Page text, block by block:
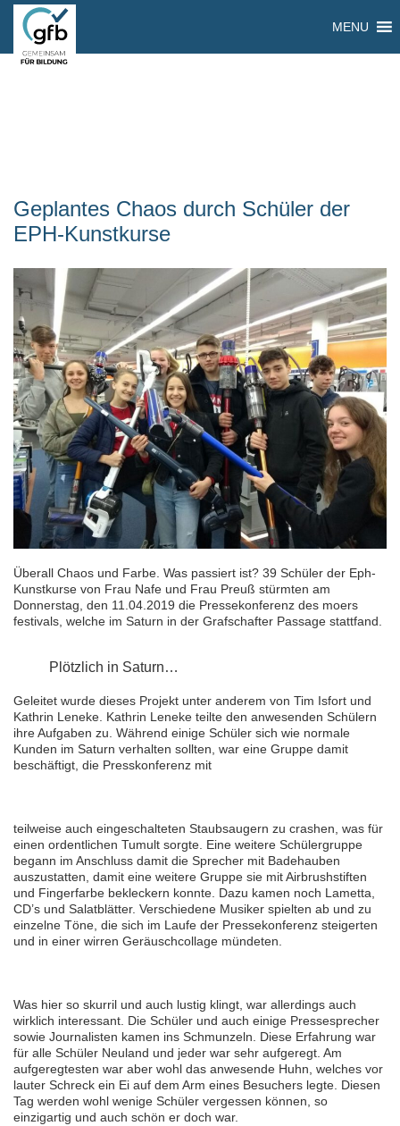
MENU
Geplantes Chaos durch Schüler der
EPH-Kunstkurse
Überall Chaos und Farbe. Was passiert ist? 39 Schüler der Eph-
Kunstkurse von Frau Nafe und Frau Preuß stürmten am
Donnerstag, den 11.04.2019 die Pressekonferenz des moers
festivals, welche im Saturn in der Grafschafter Passage stattfand.
Plötzlich in Saturn…
Geleitet wurde dieses Projekt unter anderem von Tim Isfort und
Kathrin Leneke. Kathrin Leneke teilte den anwesenden Schülern
ihre Aufgaben zu. Während einige Schüler sich wie normale
Kunden im Saturn verhalten sollten, war eine Gruppe damit
beschäftigt, die Presskonferenz mit
teilweise auch eingeschalteten Staubsaugern zu crashen, was für
einen ordentlichen Tumult sorgte. Eine weitere Schülergruppe
begann im Anschluss damit die Sprecher mit Badehauben
auszustatten, damit eine weitere Gruppe sie mit Airbrushstiften
und Fingerfarbe bekleckern konnte. Dazu kamen noch Lametta,
CD’s und Salatblätter. Verschiedene Musiker spielten ab und zu
einzelne Töne, die sich im Laufe der Pressekonferenz steigerten
und in einer wirren Geräuschcollage mündeten.
Was hier so skurril und auch lustig klingt, war allerdings auch
wirklich interessant. Die Schüler und auch einige Pressesprecher
sowie Journalisten kamen ins Schmunzeln. Diese Erfahrung war
für alle Schüler Neuland und jeder war sehr aufgeregt. Am
aufgeregtesten war aber wohl das anwesende Huhn, welches vor
lauter Schreck ein Ei auf dem Arm eines Besuchers legte. Diesen
Tag werden wohl wenige Schüler vergessen können, so
einzigartig und auch schön er doch war.